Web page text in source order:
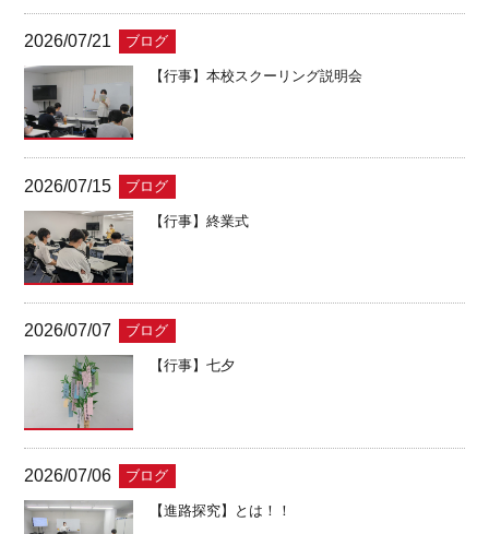
2026/07/21 ブログ
【行事】本校スクーリング説明会
2026/07/15 ブログ
【行事】終業式
2026/07/07 ブログ
【行事】七夕
2026/07/06 ブログ
【進路探究】とは！！